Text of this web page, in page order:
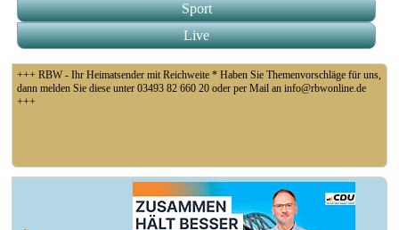
Sport
Live
+++ RBW - Ihr Heimatsender mit Reichweite * Haben Sie Themenvorschläge für uns,
dann melden Sie diese unter 03493 82 660 20 oder per Mail an info@rbwonline.de
+++
+++ Coswig: Die Elfähre Coswig hat wegen des geringen Wasserstands der Elbe den